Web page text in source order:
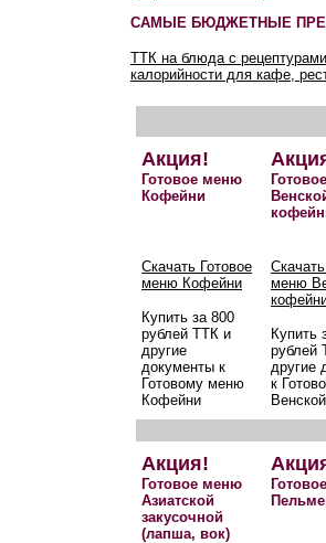
САМЫЕ БЮДЖЕТНЫЕ
ТТК на блюда с
калорийности для кафе,
Акция!
Готовое меню
Кофейни
Скачать Готовое
меню Кофейни
Купить за 800
рублей ТТК и
другие
документы к
Готовому меню
Кофейни
меню
Купить
рублей
другие
к
Акция!
Готовое меню
Азиатской
закусочной
(лапша, вок)